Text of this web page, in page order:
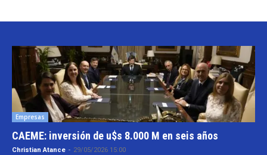
Empresas
CAEME: inversión de u$s 8.000 M en seis años
Christian Atance - 29/05/2026 15:00